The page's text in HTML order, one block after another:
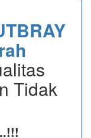
Tidak